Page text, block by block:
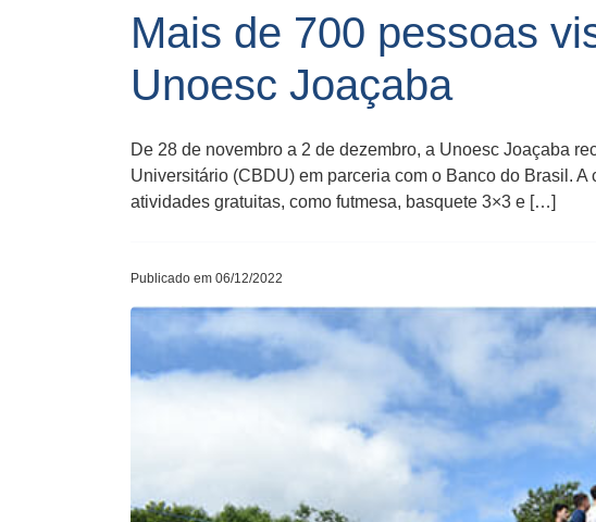
Mais de 700 pessoas
Unoesc Joaçaba
De 28 de novembro a 2 de dezembro, a Unoesc Joaçaba
Universitário (CBDU) em parceria com o Banco do Brasil.
atividades gratuitas, como futmesa, basquete 3×3 e […]
Publicado em 06/12/2022